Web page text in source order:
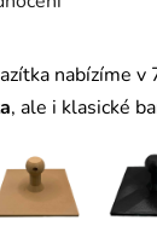
nabízíme v
, ale i klasické